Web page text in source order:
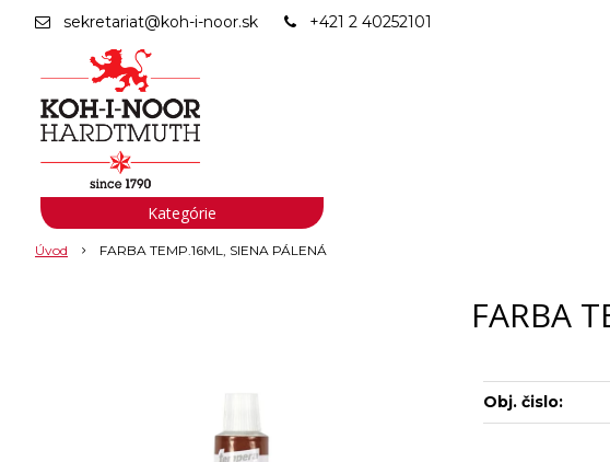
sekretariat@koh-i-noor.sk +421 2 40252101
Úvod FARBA TEMP.16ML, SIENA PÁLENÁ
FARBA
Obj. čislo:
Kategórie